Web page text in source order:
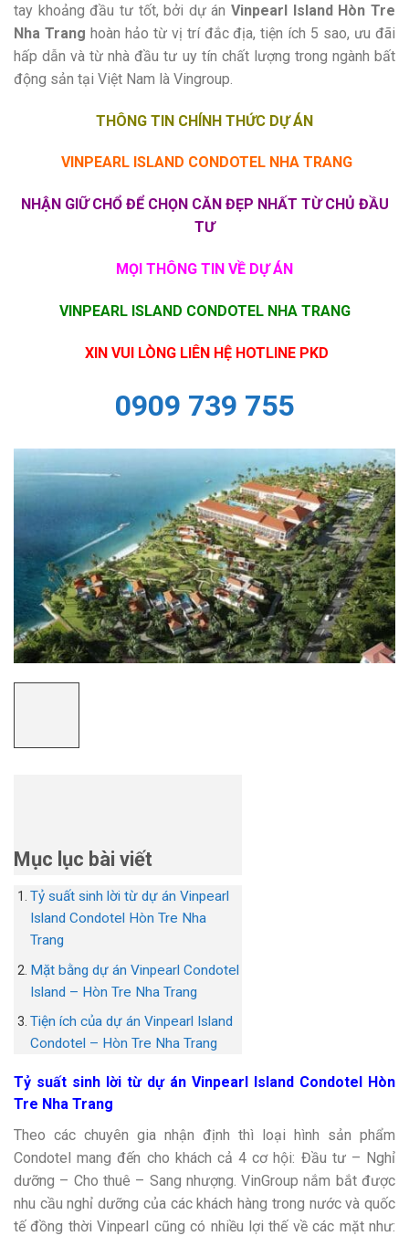
tay khoảng đầu tư tốt, bởi dự ánVinpearl Island Hòn Tre
Nha Trang hoàn hảo từ vị trí đắc địa, tiện ích 5 sao, ưu đãi
hấp dẫn và từ nhà đầu tư uy tín chất lượng trong ngành bất
động sản tại Việt Nam là Vingroup.
THÔNG TIN CHÍNH THỨC DỰ ÁN
VINPEARL ISLAND CONDOTEL NHA TRANG
NHẬN GIỮ CHỔ ĐỂ CHỌN CĂN ĐẸP NHẤT TỪ CHỦ ĐẦU
TƯ
MỌI THÔNG TIN VỀ DỰ ÁN
VINPEARL ISLAND CONDOTEL NHA TRANG
XIN VUI LÒNG LIÊN HỆ HOTLINE PKD
0909 739 755
Mục lục bài viết
Tỷ suất sinh lời từ dự án Vinpearl
Island Condotel Hòn Tre Nha
Trang
Mặt bằng dự án Vinpearl Condotel
Island – Hòn Tre Nha Trang
Tiện ích của dự án Vinpearl Island
Condotel – Hòn Tre Nha Trang
Tỷ suất sinh lời từ dự án Vinpearl Island Condotel Hòn
Tre Nha Trang
Theo các chuyên gia nhận định thì loại hình sản phẩm
Condotel mang đến cho khách cả 4 cơ hội: Đầu tư – Nghỉ
dưỡng – Cho thuê – Sang nhượng. VinGroup nắm bắt được
nhu cầu nghỉ dưỡng của các khách hàng trong nước và quốc
tế đồng thời Vinpearl cũng có nhiều lợi thế về các mặt như: